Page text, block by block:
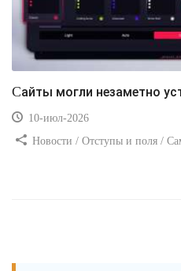
Сайты могли незаметно
10-июл-2026
Новости / Отступы и поля /